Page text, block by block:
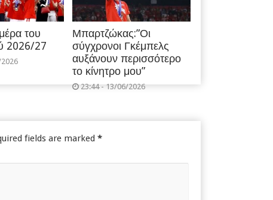
του
2026/27
Μπαρτζώκας:”Οι
σύγχρονοι Γκέμπελς
αυξάνουν περισσότερο
το κίνητρο μου”
23:44 - 13/06/2026
fields are marked *